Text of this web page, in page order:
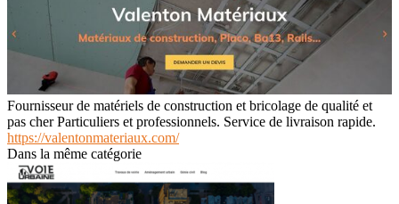
Fournisseur de matériels de construction et bricolage de qualité et
pas cher Particuliers et professionnels. Service de livraison rapide.
https://valentonmateriaux.com/
Dans la même catégorie